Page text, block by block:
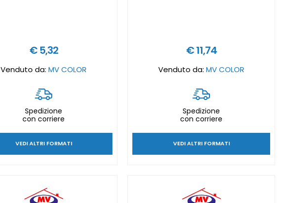
€ 5,32
Venduto da:MV COLOR
Spedizione
con corriere
VEDI ALTRI FORMATI
€ 11,74
Venduto da:MV COLOR
Spedizione
con corriere
VEDI ALTRI FORMATI